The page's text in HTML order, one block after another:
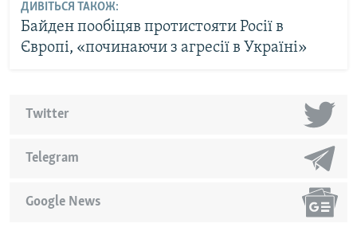
ДИВІТЬСЯ ТАКОЖ:
Байден пообіцяв протистояти Росії в
Європі, «починаючи з агресії в Україні»
Telegram
Google News
Twitter